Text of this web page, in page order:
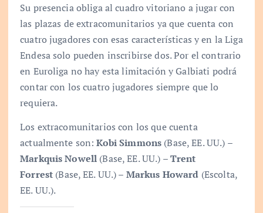
Su presencia obliga al cuadro vitoriano a jugar con
las plazas de extracomunitarios ya que cuenta con
cuatro jugadores con esas características y en la Liga
Endesa solo pueden inscribirse dos. Por el contrario
en Euroliga no hay esta limitación y Galbiati podrá
contar con los cuatro jugadores siempre que lo
requiera.
Los extracomunitarios con los que cuenta
actualmente son:Kobi Simmons (Base, EE. UU.) –
Markquis Nowell (Base, EE. UU.) –Trent
Forrest (Base, EE. UU.) – Markus Howard (Escolta,
EE. UU.).